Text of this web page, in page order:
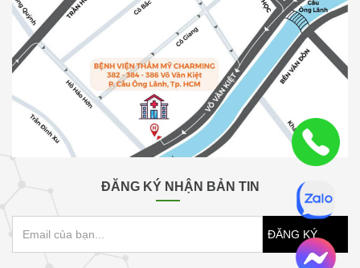
ĐĂNG KÝ NHẬN BẢN TIN
ĐĂNG KÝ